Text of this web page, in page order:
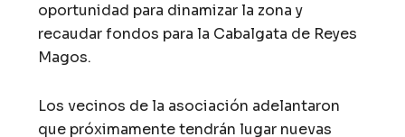
oportunidad para dinamizar la zona y
recaudar fondos para la Cabalgata de Reyes
Magos.
Los vecinos de la asociación adelantaron
que próximamente tendrán lugar nuevas